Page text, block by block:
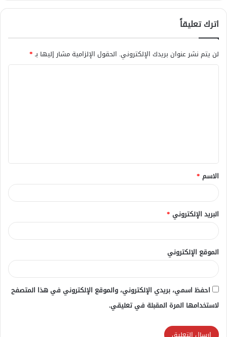
اترك تعليقاً
لن يتم نشر عنوان بريدك الإلكتروني. الحقول الإلزامية مشار إليها بـ*
ق
*
الاسم *
البريد الإلكتروني *
الموقع الإلكتروني
احفظ اسمي، بريدي الإلكتروني، والموقع الإلكتروني في هذا المتصفح
لاستخدامها المرة المقبلة في تعليقي.